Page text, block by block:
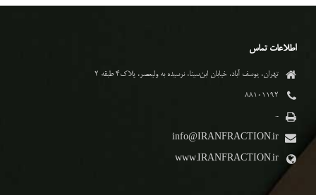
اطلاعات تماس
تهران، یوسف آباد، خیابان ابن‌سینا، نرسیده به ولیعصر، پلاک۴ طبقه ۲
۸۸۱۰۱۱۹۲
-
info@IRANFRACTION.ir
www.IRANFRACTION.ir